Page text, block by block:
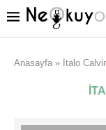
Anasayfa » İtalo